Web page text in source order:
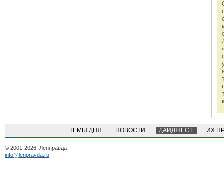
ТЕМЫ ДНЯ НОВОСТИ ДАЙДЖЕСТ ИХ
© 2001-2026, Ленправда
info@lenpravda.ru